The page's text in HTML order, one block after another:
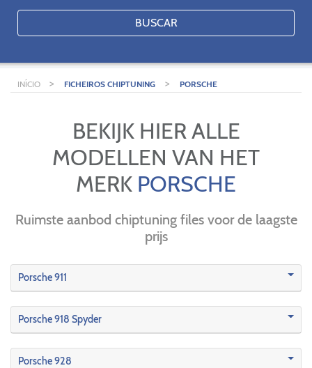
BUSCAR
INÍCIO > FICHEIROS CHIPTUNING > PORSCHE
BEKIJK HIER ALLE
MODELLEN VAN HET
MERK PORSCHE
Ruimste aanbod chiptuning files voor de laagste
prijs
Porsche 911
Porsche 918 Spyder
Porsche 928